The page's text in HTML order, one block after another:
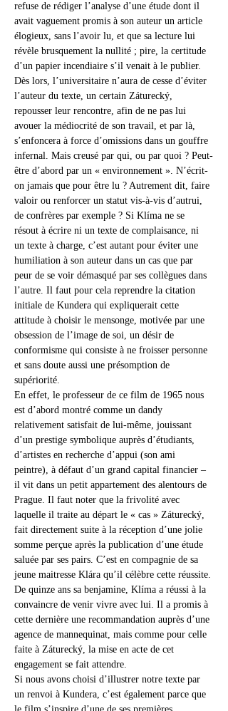
refuse de rédiger l’analyse d’une étude dont il
avait vaguement promis à son auteur un article
élogieux, sans l’avoir lu, et que sa lecture lui
révèle brusquement la nullité ; pire, la certitude
d’un papier incendiaire s’il venait à le publier.
Dès lors, l’universitaire n’aura de cesse d’éviter
l’auteur du texte, un certain Záturecký,
repousser leur rencontre, afin de ne pas lui
avouer la médiocrité de son travail, et par là,
s’enfoncera à force d’omissions dans un gouffre
infernal. Mais creusé par qui, ou par quoi ? Peut-
être d’abord par un « environnement ». N’écrit-
on jamais que pour être lu ? Autrement dit, faire
valoir ou renforcer un statut vis-à-vis d’autrui,
de confrères par exemple ? Si Klíma ne se
résout à écrire ni un texte de complaisance, ni
un texte à charge, c’est autant pour éviter une
humiliation à son auteur dans un cas que par
peur de se voir démasqué par ses collègues dans
l’autre. Il faut pour cela reprendre la citation
initiale de Kundera qui expliquerait cette
attitude à choisir le mensonge, motivée par une
obsession de l’image de soi, un désir de
conformisme qui consiste à ne froisser personne
et sans doute aussi une présomption de
supériorité.
En effet, le professeur de ce film de 1965 nous
est d’abord montré comme un dandy
relativement satisfait de lui-même, jouissant
d’un prestige symbolique auprès d’étudiants,
d’artistes en recherche d’appui (son ami
peintre), à défaut d’un grand capital financier –
il vit dans un petit appartement des alentours de
Prague. Il faut noter que la frivolité avec
laquelle il traite au départ le « cas » Záturecký,
fait directement suite à la réception d’une jolie
somme perçue après la publication d’une étude
saluée par ses pairs. C’est en compagnie de sa
jeune maitresse Klára qu’il célèbre cette réussite.
De quinze ans sa benjamine, Klíma a réussi à la
convaincre de venir vivre avec lui. Il a promis à
cette dernière une recommandation auprès d’une
agence de mannequinat, mais comme pour celle
faite à Záturecký, la mise en acte de cet
engagement se fait attendre.
Si nous avons choisi d’illustrer notre texte par
un renvoi à Kundera, c’est également parce que